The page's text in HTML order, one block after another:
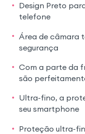
Design Preto
telefone
Área de câmara
segurança
Com a parte da
são
Ultra-fino, a
seu smartphone
Proteção ultra-